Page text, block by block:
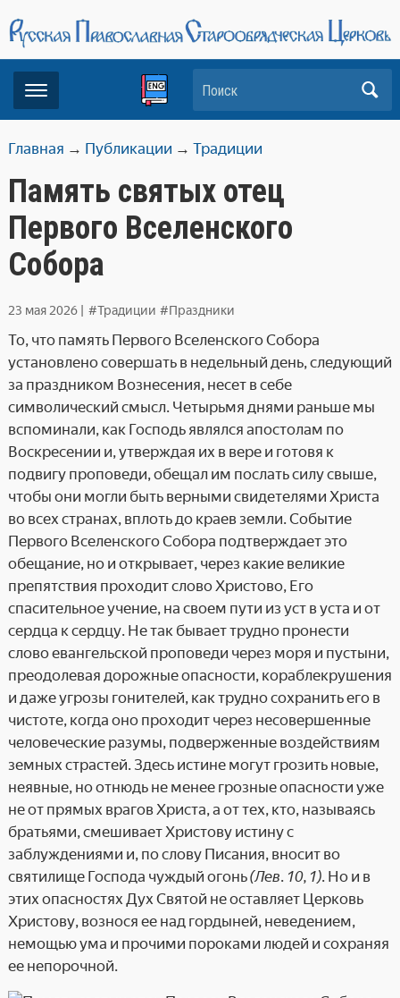
Поиск
Главная → Публикации → Традиции
Память святых отец
Первого Вселенского
Cобора
23 мая 2026 #Традиции #Праздники
То, что память Первого Вселенского Собора
установлено совершать в недельный день, следующий
за праздником Вознесения, несет в себе
символический смысл. Четырьмя днями раньше мы
вспоминали, как Господь являлся апостолам по
Воскресении и, утверждая их в вере и готовя к
подвигу проповеди, обещал им послать силу свыше,
чтобы они могли быть верными свидетелями Христа
во всех странах, вплоть до краев земли. Событие
Первого Вселенского Собора подтверждает это
обещание, но и открывает, через какие великие
препятствия проходит слово Христово, Его
спасительное учение, на своем пути из уст в уста и от
сердца к сердцу. Не так бывает трудно пронести
слово евангельской проповеди через моря и пустыни,
преодолевая дорожные опасности, кораблекрушения
и даже угрозы гонителей, как трудно сохранить его в
чистоте, когда оно проходит через несовершенные
человеческие разумы, подверженные воздействиям
земных страстей. Здесь истине могут грозить новые,
неявные, но отнюдь не менее грозные опасности уже
не от прямых врагов Христа, а от тех, кто, называясь
братьями, смешивает Христову истину с
заблуждениями и, по слову Писания, вносит во
святилище Господа чуждый огонь(Лев. 10, 1). Но и в
этих опасностях Дух Святой не оставляет Церковь
Христову, вознося ее над гордыней, неведением,
немощью ума и прочими пороками людей и сохраняя
ее непорочной.